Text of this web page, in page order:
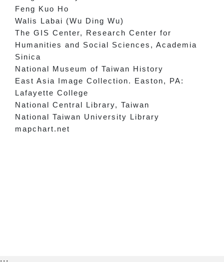
Feng Kuo Ho
Walis Labai (Wu Ding Wu)
The GIS Center, Research Center for
Humanities and Social Sciences, Academia
Sinica
National Museum of Taiwan History
East Asia Image Collection. Easton, PA:
Lafayette College
National Central Library, Taiwan
National Taiwan University Library
mapchart.net